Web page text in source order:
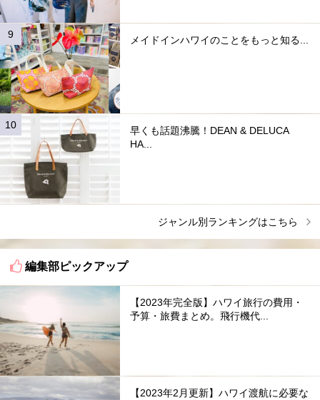
メイドインハワイのことをもっと知る...
早くも話題沸騰！DEAN & DELUCA
HA...
ジャンル別ランキングはこちら
編集部ピックアップ
【2023年完全版】ハワイ旅行の費用・
予算・旅費まとめ。飛行機代...
【2023年2月更新】ハワイ渡航に必要な